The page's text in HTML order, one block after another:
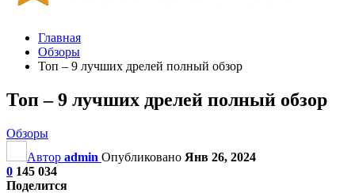
Главная
Обзоры
Топ – 9 лучших дрелей полный обзор
Топ – 9 лучших дрелей полный обзор
Обзоры
Автор admin Опубликовано Янв 26, 2024
0 145 034
Поделится